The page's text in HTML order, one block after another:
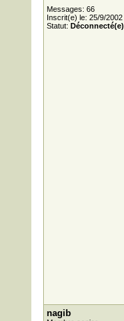
Messages: 66
Inscrit(e) le: 25/9/2002
Statut: Déconnecté(e)
nagib